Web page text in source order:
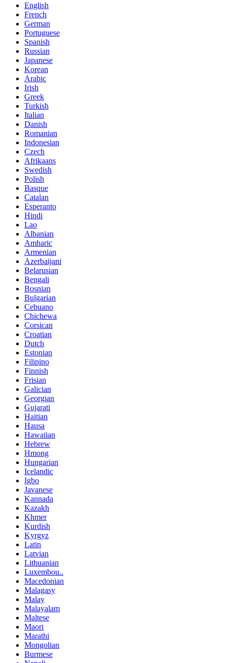
English
French
German
Portuguese
Spanish
Russian
Japanese
Korean
Arabic
Irish
Greek
Turkish
Italian
Danish
Romanian
Indonesian
Czech
Afrikaans
Swedish
Polish
Basque
Catalan
Esperanto
Hindi
Lao
Albanian
Amharic
Armenian
Azerbaijani
Belarusian
Bengali
Bosnian
Bulgarian
Cebuano
Chichewa
Corsican
Croatian
Dutch
Estonian
Filipino
Finnish
Frisian
Galician
Georgian
Gujarati
Haitian
Hausa
Hawaiian
Hebrew
Hmong
Hungarian
Icelandic
Igbo
Javanese
Kannada
Kazakh
Khmer
Kurdish
Kyrgyz
Latin
Latvian
Lithuanian
Luxembou..
Macedonian
Malagasy
Malay
Malayalam
Maltese
Maori
Marathi
Mongolian
Burmese